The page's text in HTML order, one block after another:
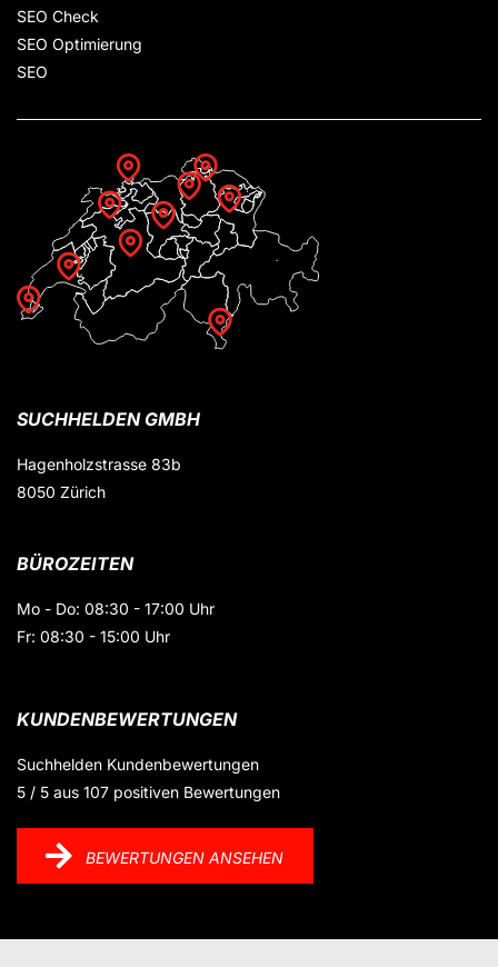
SEO Check
SEO Optimierung
SEO
SUCHHELDEN GMBH
Hagenholzstrasse 83b
8050 Zürich
BÜROZEITEN
Mo - Do: 08:30 - 17:00 Uhr
Fr: 08:30 - 15:00 Uhr
KUNDENBEWERTUNGEN
Suchhelden Kundenbewertungen
5 / 5 aus 107 positiven Bewertungen
BEWERTUNGEN ANSEHEN